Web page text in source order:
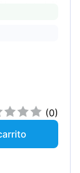
(0)